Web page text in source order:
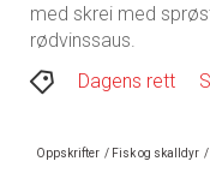
med skrei med
rødvinssaus.
Dagens rett
Oppskrifter / Fisk og skalldyr /